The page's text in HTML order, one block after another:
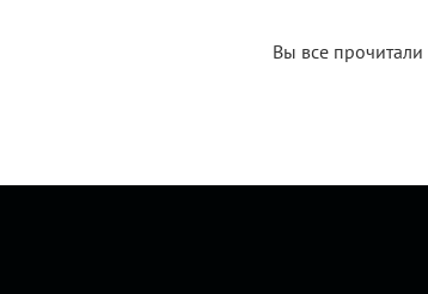
Вы все прочитали